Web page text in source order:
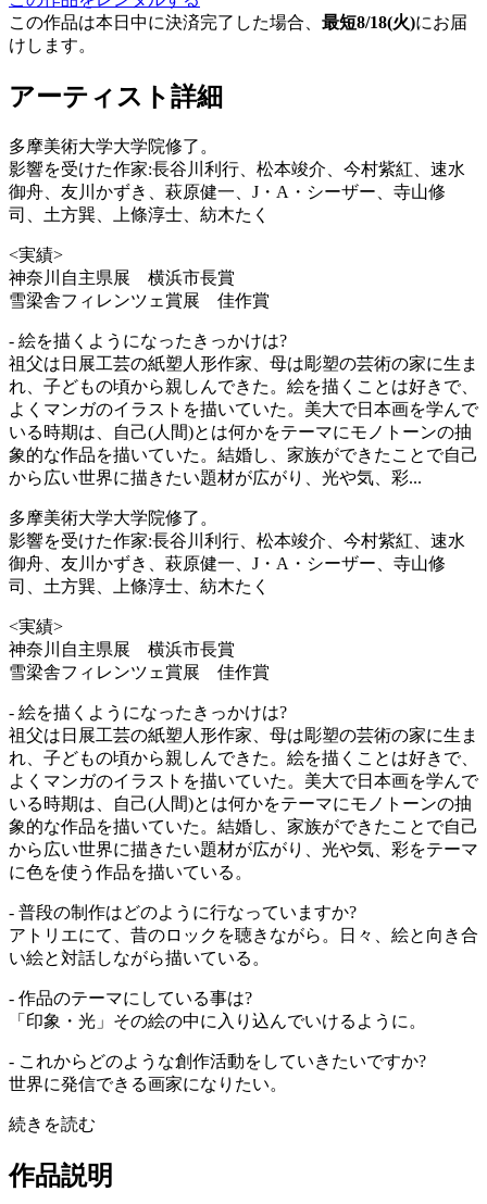
この作品は本日中に決済完了した場合、 最短8/18(火)にお届
けします。
アーティスト詳細
多摩美術大学大学院修了。
影響を受けた作家:長谷川利行、松本竣介、今村紫紅、速水
御舟、友川かずき、萩原健一、J・A・シーザー、寺山修
司、土方巽、上條淳士、紡木たく
<実績>
神奈川自主県展 横浜市長賞
雪梁舎フィレンツェ賞展 佳作賞
- 絵を描くようになったきっかけは?
祖父は日展工芸の紙塑人形作家、母は彫塑の芸術の家に生ま
れ、子どもの頃から親しんできた。絵を描くことは好きで、
よくマンガのイラストを描いていた。美大で日本画を学んで
いる時期は、自己(人間)とは何かをテーマにモノトーンの抽
象的な作品を描いていた。結婚し、家族ができたことで自己
から広い世界に描きたい題材が広がり、光や気、彩...
多摩美術大学大学院修了。
影響を受けた作家:長谷川利行、松本竣介、今村紫紅、速水
御舟、友川かずき、萩原健一、J・A・シーザー、寺山修
司、土方巽、上條淳士、紡木たく
<実績>
神奈川自主県展 横浜市長賞
雪梁舎フィレンツェ賞展 佳作賞
- 絵を描くようになったきっかけは?
祖父は日展工芸の紙塑人形作家、母は彫塑の芸術の家に生ま
れ、子どもの頃から親しんできた。絵を描くことは好きで、
よくマンガのイラストを描いていた。美大で日本画を学んで
いる時期は、自己(人間)とは何かをテーマにモノトーンの抽
象的な作品を描いていた。結婚し、家族ができたことで自己
から広い世界に描きたい題材が広がり、光や気、彩をテーマ
に色を使う作品を描いている。
- 普段の制作はどのように行なっていますか?
アトリエにて、昔のロックを聴きながら。日々、絵と向き合
い絵と対話しながら描いている。
- 作品のテーマにしている事は?
「印象・光」その絵の中に入り込んでいけるように。
- これからどのような創作活動をしていきたいですか?
世界に発信できる画家になりたい。
続きを読む
作品説明